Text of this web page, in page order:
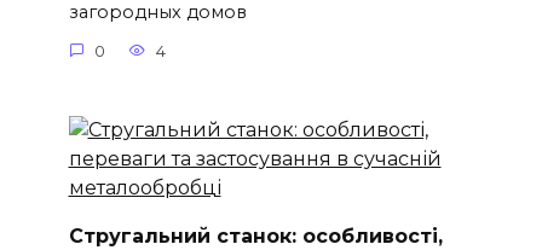
загородных домов
0 4
Стругальний станок: особливості,